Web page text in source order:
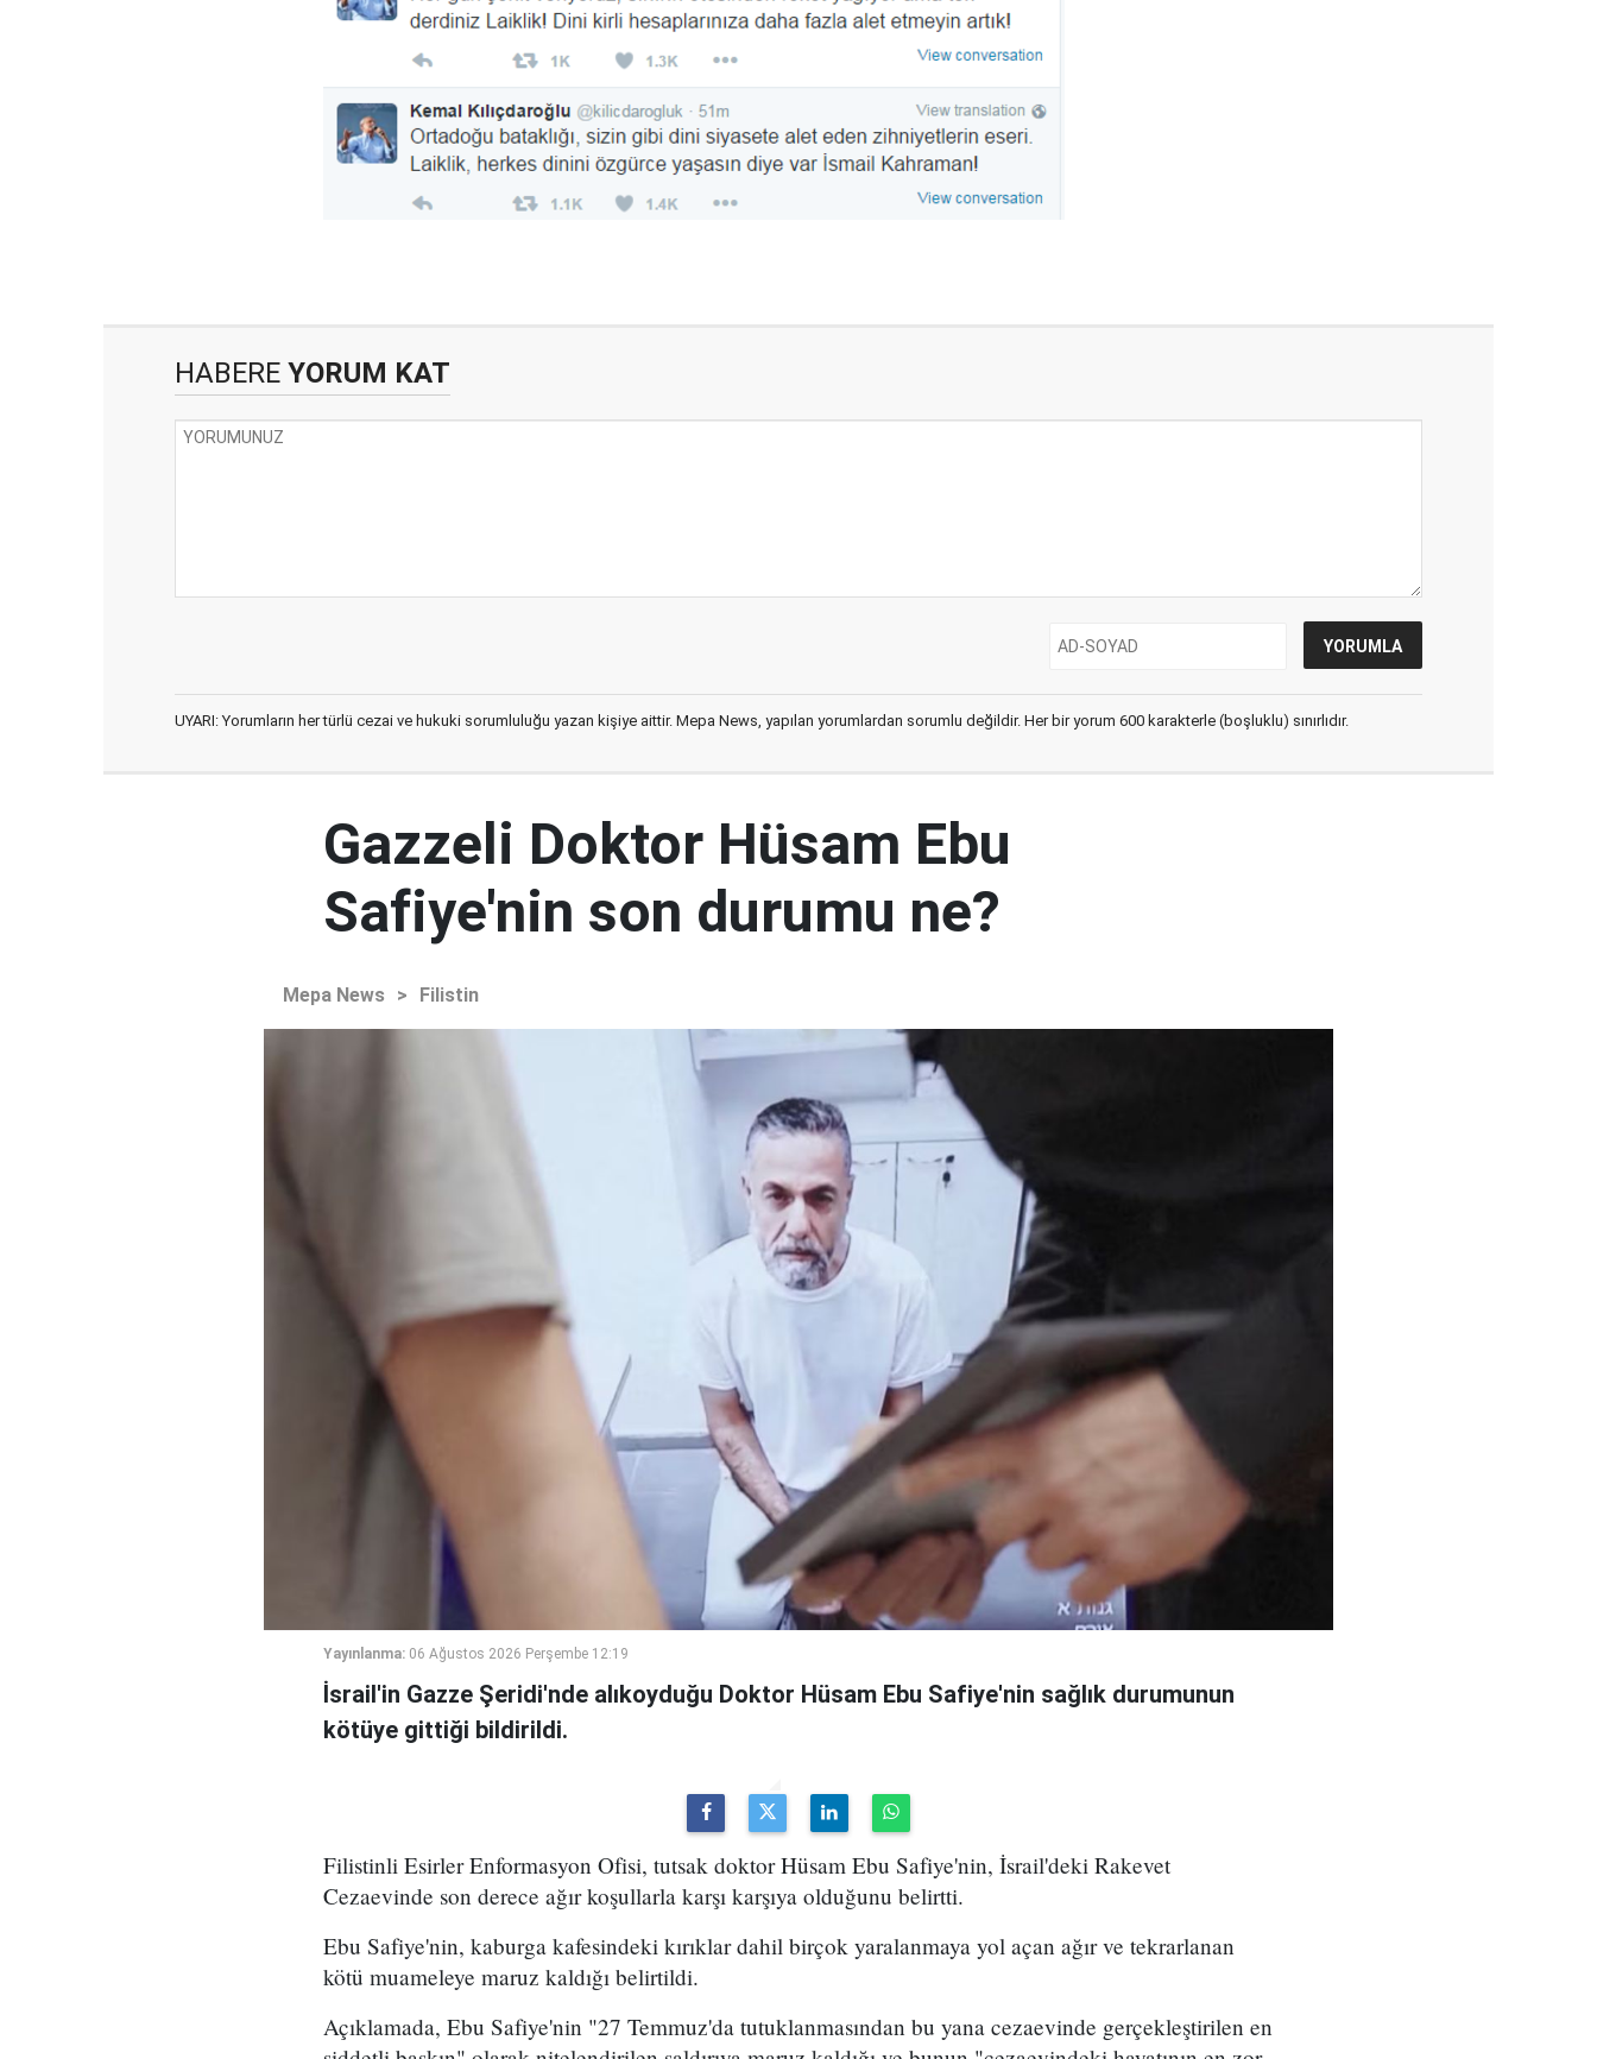
HABERE YORUM KAT
UYARI: Yorumların her türlü cezai ve hukuki sorumluluğu yazan kişiye aittir. Mepa News, yapılan yorumlardan sorumlu değildir. Her bir yorum 600 karakterle (boşluklu) sınırlıdır.
Gazzeli Doktor Hüsam Ebu
Safiye'nin son durumu ne?
Mepa News > Filistin
Yayınlanma: 06 Ağustos 2026 Perşembe 12:19
İsrail'in Gazze Şeridi'nde alıkoyduğu Doktor Hüsam Ebu Safiye'nin sağlık durumunun
kötüye gittiği bildirildi.
Filistinli Esirler Enformasyon Ofisi, tutsak doktor Hüsam Ebu Safiye'nin, İsrail'deki Rakevet
Cezaevinde son derece ağır koşullarla karşı karşıya olduğunu belirtti.
Ebu Safiye'nin, kaburga kafesindeki kırıklar dahil birçok yaralanmaya yol açan ağır ve tekrarlanan
kötü muameleye maruz kaldığı belirtildi.
Açıklamada, Ebu Safiye'nin "27 Temmuz'da tutuklanmasından bu yana cezaevinde gerçekleştirilen en